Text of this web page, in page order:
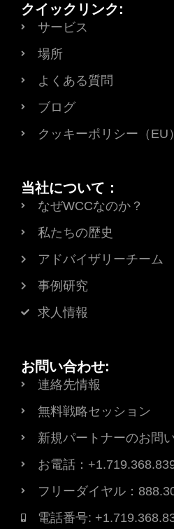
クイックリンク:
サービス
場所
よくある質問
ブログ
クッキーポリシー（EU）
当社について：
なぜWCCなのか？
私たちの歴史
アドバイザリーチーム
事例研究
求人情報
お問い合わせ:
連絡先情報
無料戦略セッション
新規パートナーのお問
お電話：
フリーダイヤル：
電話番号: